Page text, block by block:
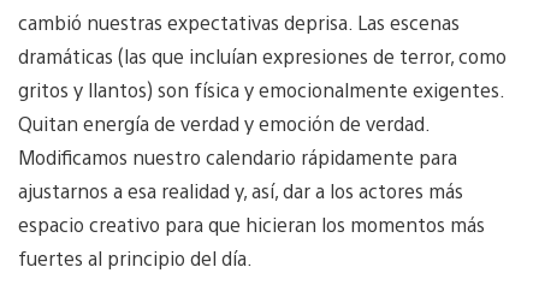
cambió nuestras expectativas deprisa. Las escenas
dramáticas (las que incluían expresiones de terror, como
gritos y llantos) son física y emocionalmente exigentes.
Quitan energía de verdad y emoción de verdad.
Modificamos nuestro calendario rápidamente para
ajustarnos a esa realidad y, así, dar a los actores más
espacio creativo para que hicieran los momentos más
fuertes al principio del día.